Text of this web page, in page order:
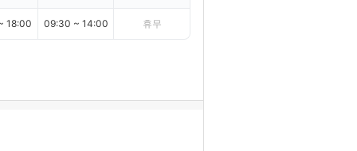
18:00 09:30 ~ 14:00 휴무